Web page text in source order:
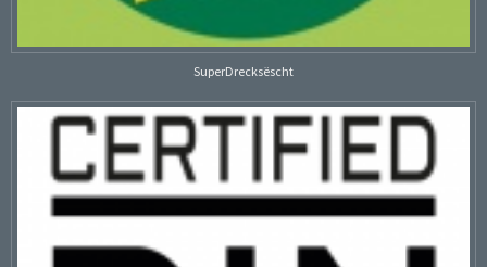
SuperDrecksëscht